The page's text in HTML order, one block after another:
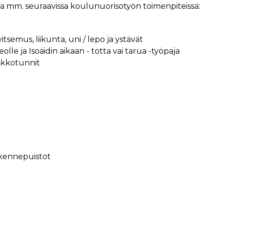
seuraavissa koulunuorisotyön toimenpiteissä:
liikunta, uni / lepo ja ystävät
ja Isoäidin aikaan - totta vai tarua -työpaja